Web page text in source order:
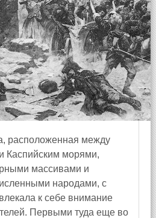
расположенная между
Каспийским морями,
массивами и
народами, с
к себе внимание
Первыми туда еще во